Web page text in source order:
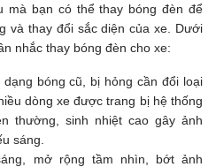
mà bạn có thể thay bóng đèn để
và thay đổi sắc diện của xe. Dưới
nhắc thay bóng đèn cho xe:
bóng cũ, bị hỏng cần đổi loại
dòng xe được trang bị hệ thống
thường, sinh nhiệt cao gây ảnh
sáng.
mở rộng tầm nhìn, bớt ảnh